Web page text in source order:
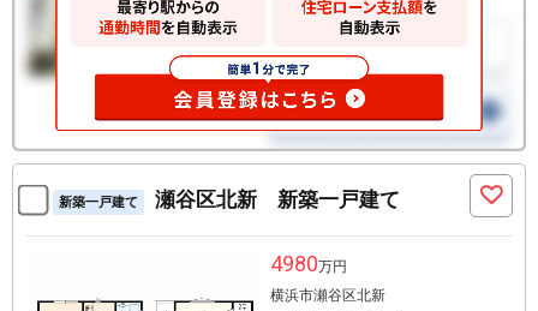
新築一戸建て 瀬谷区北新 新築一戸建て
4980万円
横浜市瀬谷区北新